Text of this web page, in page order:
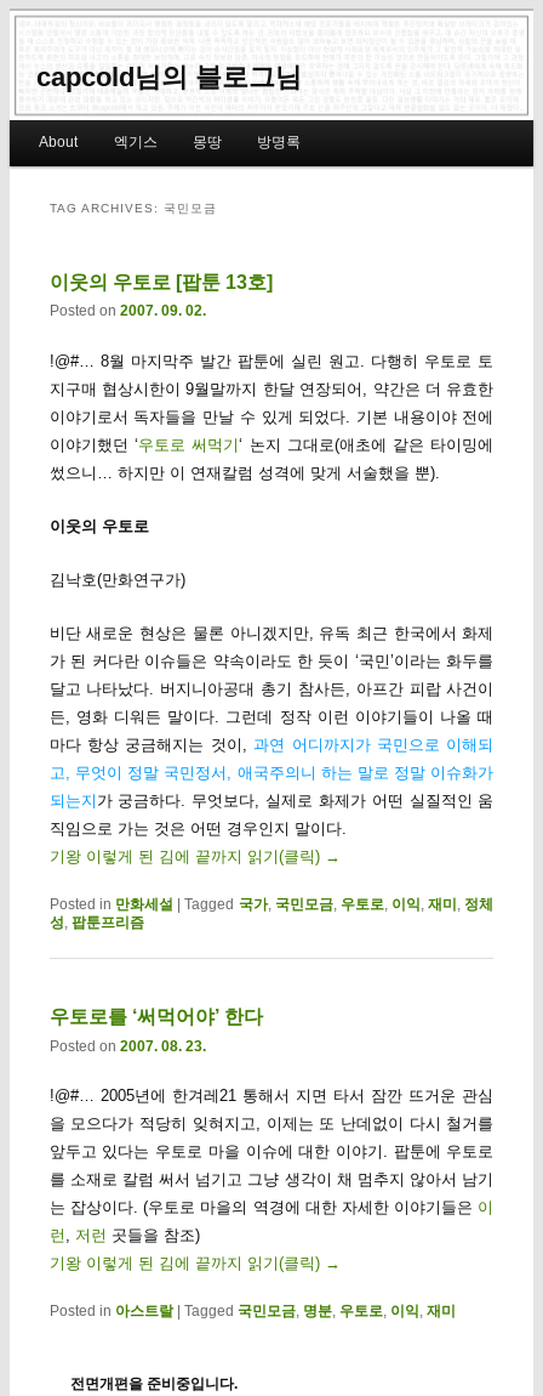
capcold님의 블로그님
Skip to primary content
Skip to secondary content
About 엑기스 몽땅 방명록
TAG ARCHIVES: 국민모금
이웃의 우토로 [팝툰 13호]
Posted on 2007. 09. 02.
!@#… 8월 마지막주 발간 팝툰에 실린 원고. 다행히 우토로 토
지구매 협상시한이 9월말까지 한달 연장되어, 약간은 더 유효한
이야기로서 독자들을 만날 수 있게 되었다. 기본 내용이야 전에
이야기했던 ‘우토로 써먹기‘ 논지 그대로(애초에 같은 타이밍에
썼으니… 하지만 이 연재칼럼 성격에 맞게 서술했을 뿐).
이웃의 우토로
김낙호(만화연구가)
비단 새로운 현상은 물론 아니겠지만, 유독 최근 한국에서 화제
가 된 커다란 이슈들은 약속이라도 한 듯이 ‘국민’이라는 화두를
달고 나타났다. 버지니아공대 총기 참사든, 아프간 피랍 사건이
든, 영화 디워든 말이다. 그런데 정작 이런 이야기들이 나올 때
마다 항상 궁금해지는 것이,과연 어디까지가 국민으로 이해되
고, 무엇이 정말 국민정서, 애국주의니 하는 말로 정말 이슈화가
되는지 가 궁금하다. 무엇보다, 실제로 화제가 어떤 실질적인 움
직임으로 가는 것은 어떤 경우인지 말이다.
기왕 이렇게 된 김에 끝까지 읽기(클릭) →
Posted in 만화세설 |Tagged 국가, 국민모금, 우토로, 이익,재미 , 정체
성, 팝툰프리즘
우토로를 ‘써먹어야’ 한다
Posted on 2007. 08. 23.
!@#… 2005년에 한겨레21 통해서 지면 타서 잠깐 뜨거운 관심
을 모으다가 적당히 잊혀지고, 이제는 또 난데없이 다시 철거를
앞두고 있다는 우토로 마을 이슈에 대한 이야기. 팝툰에 우토로
를 소재로 칼럼 써서 넘기고 그냥 생각이 채 멈추지 않아서 남기
는 잡상이다. (우토로 마을의 역경에 대한 자세한 이야기들은 이
런 , 저런 곳들을 참조)
기왕 이렇게 된 김에 끝까지 읽기(클릭) →
Posted in 아스트랄 Tagged 국민모금, 명분, 우토로, 이익, 재미
전면개편을 준비중입니다.